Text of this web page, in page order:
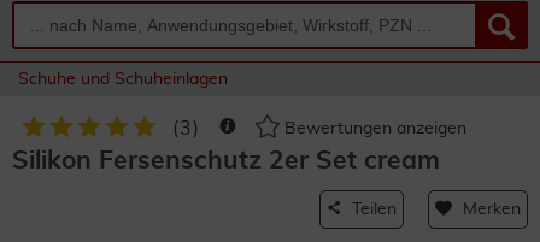
Schuhe und Schuheinlagen
(3) Bewertungen anzeigen
Silikon Fersenschutz 2er Set cream
Teilen Merken